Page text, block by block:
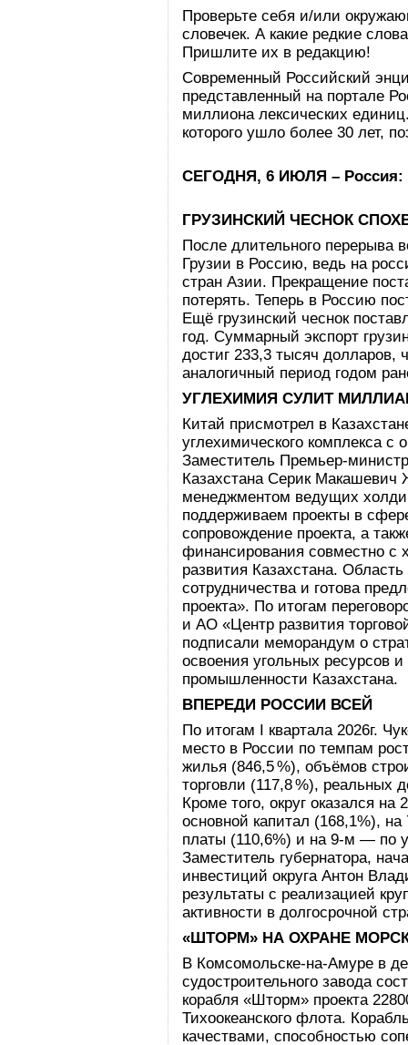
Проверьте себя и/или
словечек. А какие редкие
Пришлите их в редакцию!
Современный Российский
представленный на портале
миллиона лексических
которого ушло более 30 лет,
СЕГОДНЯ, 6 ИЮЛЯ –
ГРУЗИНСКИЙ ЧЕСНОК
После длительного перерыва
Грузии в Россию, ведь на
стран Азии. Прекращение
потерять. Теперь в Россию
Ещё грузинский чеснок
год. Суммарный экспорт
достиг 233,3 тысяч долларов,
аналогичный период годом
УГЛЕХИМИЯ СУЛИТ
Китай присмотрел в
углехимического комплекса
Заместитель Премьер-
Казахстана Серик Макашевич
менеджментом ведущих
поддерживаем проекты в
сопровождение проекта, а
финансирования совместно с
развития Казахстана.
сотрудничества и готова
проекта». По итогам
и АО «Центр развития
подписали меморандум о
освоения угольных ресурсов
промышленности Казахстана.
ВПЕРЕДИ РОССИИ ВСЕЙ
По итогам I квартала 2026г.
место в России по темпам
жилья (846,5 %), объёмов
торговли (117,8 %), реальных
Кроме того, округ оказался
основной капитал (168,1%),
платы (110,6%) и на 9-м — по
Заместитель губернатора,
инвестиций округа Антон
результаты с реализацией
активности в долгосрочной
«ШТОРМ» НА ОХРАНЕ
В Комсомольске-на-Амуре в
судостроительного завода
корабля «Шторм» проекта
Тихоокеанского флота.
качествами, способностью